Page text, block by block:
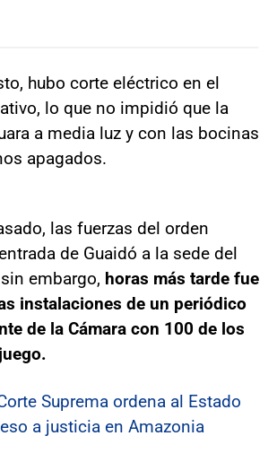
hubo corte eléctrico en el
lo que no impidió que la
a media luz y con las bocinas
apagados.
las fuerzas del orden
de Guaidó a la sede del
embargo, horas más tarde fue
instalaciones de un periódico
de la Cámara con 100 de los
Suprema ordena al Estado
a justicia en Amazonia